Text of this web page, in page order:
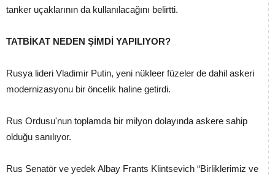
tanker uçaklarının da kullanılacağını belirtti.
TATBİKAT NEDEN ŞİMDİ YAPILIYOR?
Rusya lideri Vladimir Putin, yeni nükleer füzeler de dahil askeri
modernizasyonu bir öncelik haline getirdi.
Rus Ordusu'nun toplamda bir milyon dolayında askere sahip
olduğu sanılıyor.
Rus Senatör ve yedek Albay Frants Klintsevich “Birliklerimiz ve